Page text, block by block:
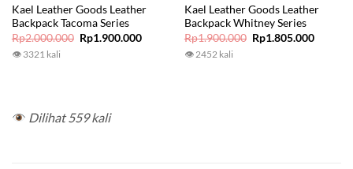
Kael Leather Goods Leather
Backpack Tacoma Series
Rp2.000.000 Original
price
Rp1.900.000Current
👁 3321 kali
Kael Leather Goods Leather
Backpack Whitney Series
Rp1.900.000 Original
price
Rp1.805.000Current
👁 2452 kali
Dilihat 559 kali